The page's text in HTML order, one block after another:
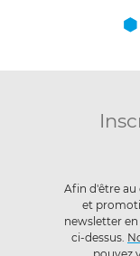
Afin d'être au
et
newsletter
ci-dessus.